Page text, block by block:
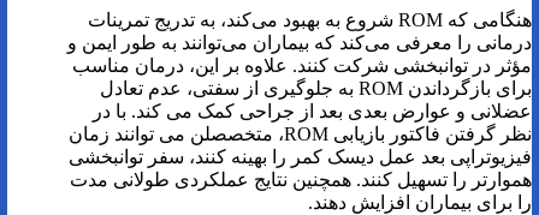
هنگامی که ROM شروع به بهبود می‌کند، به تدریج تمرینات
درمانی را معرفی می‌کند که بیماران می‌توانند به طور ایمن و
مؤثر در توانبخشی شرکت کنند. علاوه بر این، درمان مناسب
برای بازگرداندن ROM به جلوگیری از سفتی، عدم تعادل
عضلانی و عوارض بعدی بعد از جراحی کمک می کند. با در
نظر گرفتن فاکتور بازیابی ROM، متخصصلن می توانند زمان
فیزیوتراپی بعد عمل دیسک کمر را بهینه کنند، سفر توانبخشی
هموارتر را تسهیل کنند. همچنین نتایج عملکردی طولانی مدت
را برای بیماران افزایش دهند.